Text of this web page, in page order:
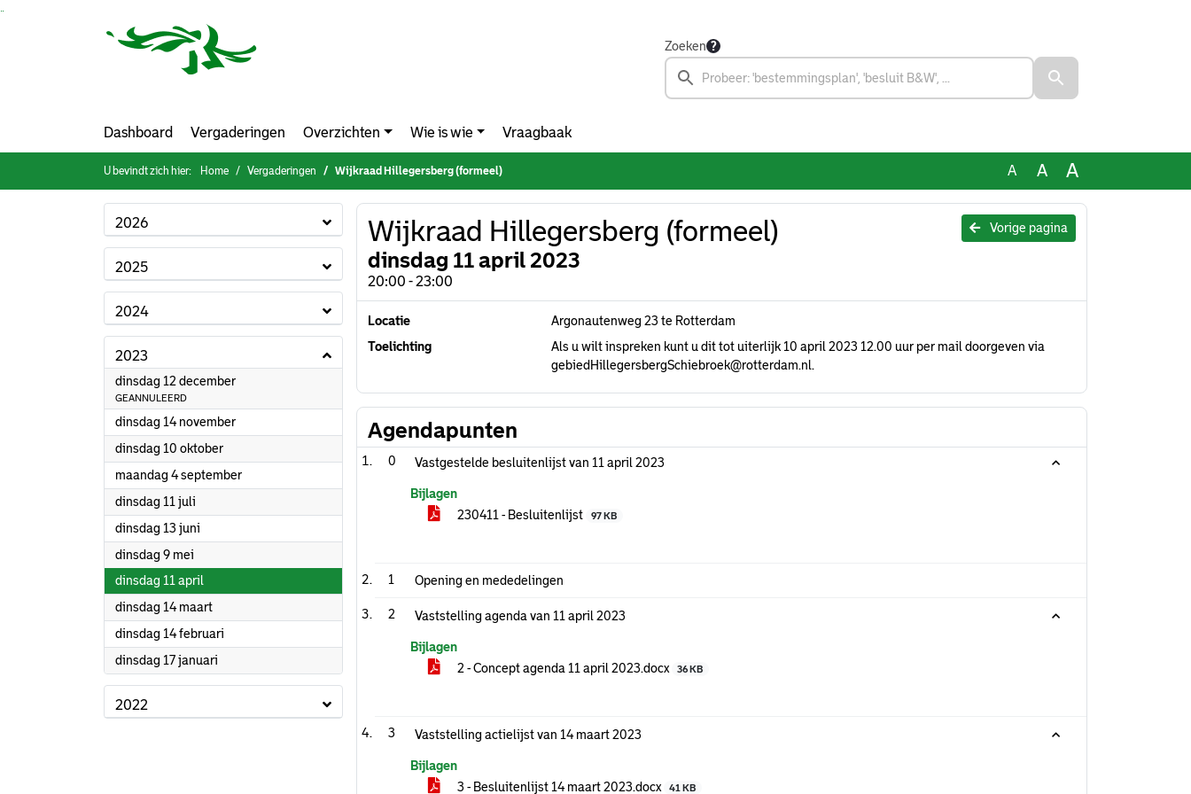
Ga naar de inhoud van deze pagina
Zoeken
Dashboard Vergaderingen Overzichten Wie is wie Vraagbaak
U bevindt zich hier: Home Vergaderingen Wijkraad Hillegersberg (formeel) A A A
2026
2025
2024
2023
dinsdag 12 december2023
GEANNULEERD
dinsdag 14 november2023
dinsdag 10 oktober2023
maandag 4 september2023
dinsdag 11 juli
dinsdag 13 juni
dinsdag 9 mei
dinsdag 11 april
dinsdag 14 maart2023
dinsdag 14 februari
dinsdag 17 januari
2022
Vorige pagina
Wijkraad Hillegersberg (formeel)
dinsdag 11 april 2023
20:00 - 23:00
Locatie
Argonautenweg 23 te Rotterdam
Toelichting
Als u wilt inspreken kunt u dit tot uiterlijk 10 april 2023 12.00 uur per mail doorgeven via
gebiedHillegersbergSchiebroek@rotterdam.nl.
Agendapunten
0 Vastgestelde besluitenlijst van 11 april 2023
Bijlagen
230411 - Besluitenlijst
97 KB
1 Opening en mededelingen
2 Vaststelling agenda van 11 april 2023
Bijlagen
2 - Concept agenda 11 april 2023.docx
36 KB
3 Vaststelling actielijst van 14 maart 2023
Bijlagen
3 - Besluitenlijst 14 maart 2023.docx
41 KB